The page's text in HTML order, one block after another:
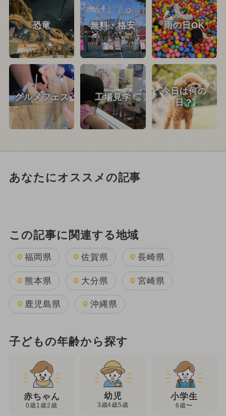
恐竜 無料・格安 雨の日OK
グルメフェス 工場見学
今日は何の
日？
あなたにオススメの記事
この記事に関連する地域
福岡県 佐賀県 長崎県
熊本県 大分県 宮崎県
鹿児島県 沖縄県
子どもの年齢から探す
赤ちゃん
0歳1歳2歳
幼児
3歳4歳5歳
小学生
6歳〜